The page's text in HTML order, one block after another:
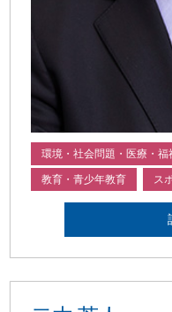
環境・社会問題・医療・福
教育・青少年教育 ス